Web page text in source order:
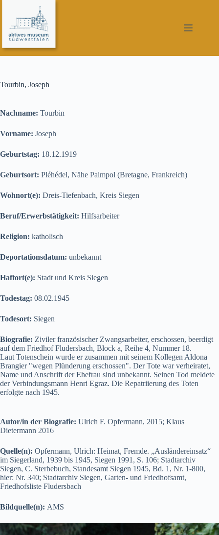
springen
Tourbin, Joseph
Nachname: Tourbin
Vorname: Joseph
Geburtstag: 18.12.1919
Geburtsort: Pléhédel, Nähe Paimpol (Bretagne, Frankreich)
Wohnort(e): Dreis-Tiefenbach, Kreis Siegen
Beruf/Erwerbstätigkeit: Hilfsarbeiter
Religion: katholisch
Deportationsdatum: unbekannt
Haftort(e): Stadt und Kreis Siegen
Todestag: 08.02.1945
Todesort: Siegen
Biografie: Ziviler französischer Zwangsarbeiter, erschossen, beerdigt
auf dem Friedhof Fludersbach, Block a, Reihe 4, Nummer 18.
Laut Totenschein wurde er zusammen mit seinem Kollegen Aldona
Brangier "wegen Plünderung erschossen". Der Tote war verheiratet,
Name und Anschrift der Ehefrau sind unbekannt. Seinen Tod meldete
der Verbindungsmann Henri Egraz. Die Repatriierung des Toten
erfolgte nach 1945.
Autor/in der Biografie: Ulrich F. Opfermann, 2015; Klaus
Dietermann 2016
Quelle(n): Opfermann, Ulrich: Heimat, Fremde. „Ausländereinsatz“
im Siegerland, 1939 bis 1945, Siegen 1991, S. 106; Stadtarchiv
Siegen, C. Sterbebuch, Standesamt Siegen 1945, Bd. 1, Nr. 1-800,
hier: Nr. 340; Stadtarchiv Siegen, Garten- und Friedhofsamt,
Friedhofsliste Fludersbach
Bildquelle(n): AMS